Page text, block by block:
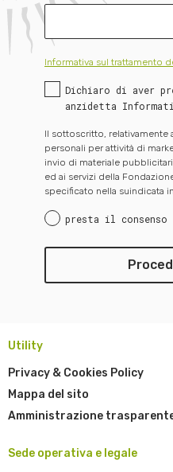
Informativa sul trattamento
Dichiaro di aver
anzidetta
Il sottoscritto, relativamente
personali per attività di
invio di materiale
ed ai servizi della
specificato nella suindicata
presta il consenso
Utility
Privacy & Cookies Policy
Mappa del sito
Amministrazione
Sede operativa e legale